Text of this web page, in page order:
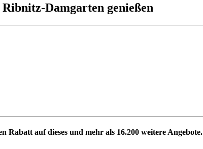
Damgarten genießen
Rabatt auf dieses und mehr als 16.200 weitere Angebote.